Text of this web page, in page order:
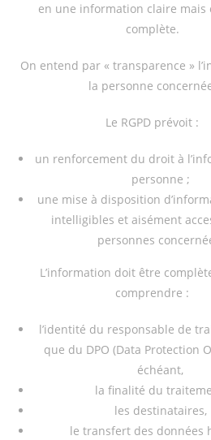
en une information claire mais
complète.
On entend par « transparence »
la personne
Le RGPD prévoit :
un renforcement du droit à
personne ;
une mise à disposition
intelligibles et aisément
personnes
L’information doit être
comprendre :
l’identité du responsable de
que du DPO (Data Protection
échéant,
la finalité du
les destinataires,
le transfert des données